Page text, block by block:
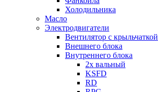
Холодильника
Масло
Электродвигатели
Вентилятор с крыльчаткой
Внешнего блока
Внутреннего блока
2х вальный
KSFD
RD